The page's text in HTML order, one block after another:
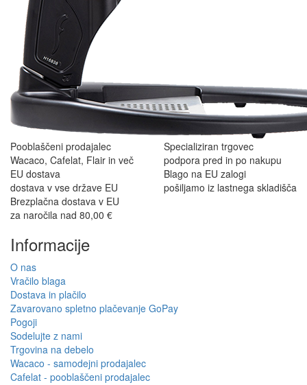
Pooblaščeni prodajalec
Wacaco, Cafelat, Flair in več
Specializiran trgovec
podpora pred in po nakupu
EU dostava
dostava v vse države EU
Blago na EU zalogi
pošiljamo iz lastnega skladišča
Brezplačna dostava v EU
za naročila nad 80,00 €
Informacije
O nas
Vračilo blaga
Dostava in plačilo
Zavarovano spletno plačevanje GoPay
Pogoji
Sodelujte z nami
Trgovina na debelo
Wacaco - samodejni prodajalec
Cafelat - pooblaščeni prodajalec